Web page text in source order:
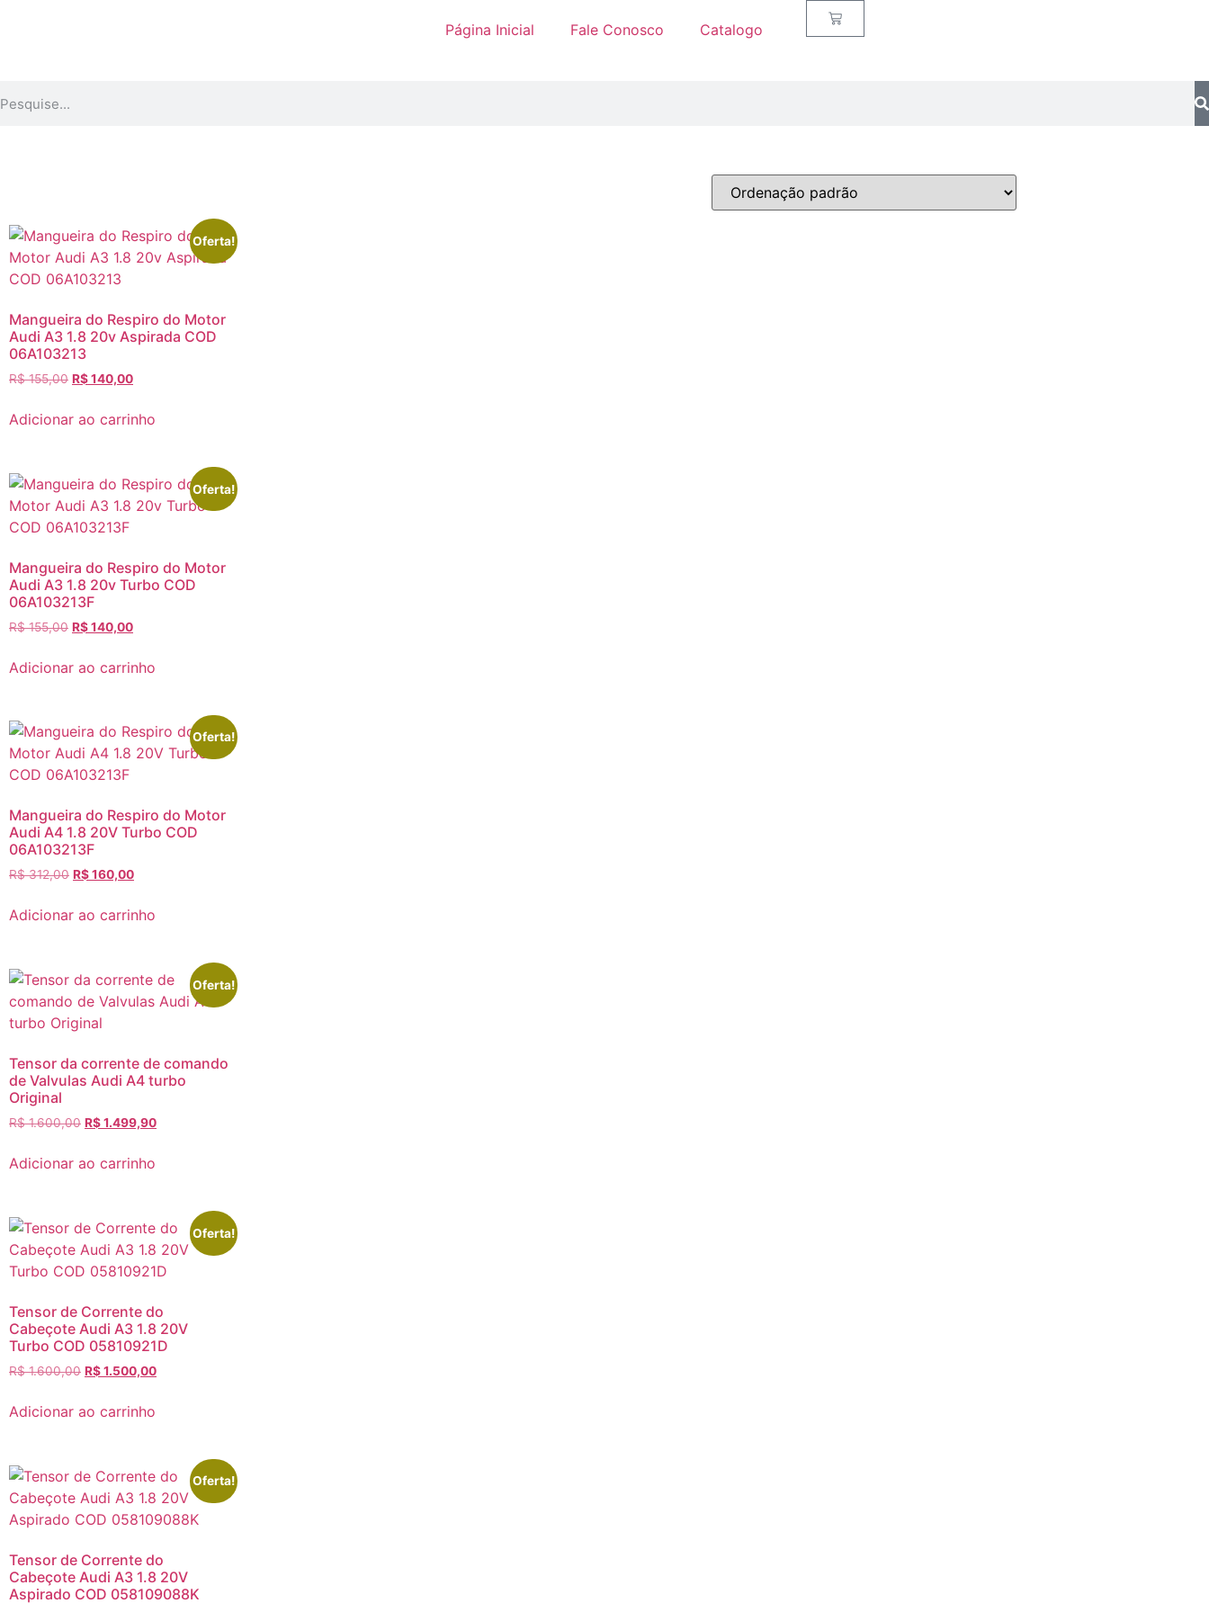
Página Inicial Fale Conosco Catalogo
Oferta!
Mangueira do Respiro do Motor
Audi A3 1.8 20v Aspirada COD
06A103213
R$155,00 R$140,00
Adicionar ao carrinho
Oferta!
Mangueira do Respiro do Motor
Audi A3 1.8 20v Turbo COD
06A103213F
R$155,00 R$140,00
Adicionar ao carrinho
Oferta!
Mangueira do Respiro do Motor
Audi A4 1.8 20V Turbo COD
06A103213F
R$312,00 R$160,00
Adicionar ao carrinho
Oferta!
Tensor da corrente de comando
de Valvulas Audi A4 turbo
Original
R$1.600,00 R$1.499,90
Adicionar ao carrinho
Oferta!
Tensor de Corrente do
Cabeçote Audi A3 1.8 20V
Turbo COD 05810921D
R$1.600,00 R$1.500,00
Adicionar ao carrinho
Oferta!
Tensor de Corrente do
Cabeçote Audi A3 1.8 20V
Aspirado COD 058109088K